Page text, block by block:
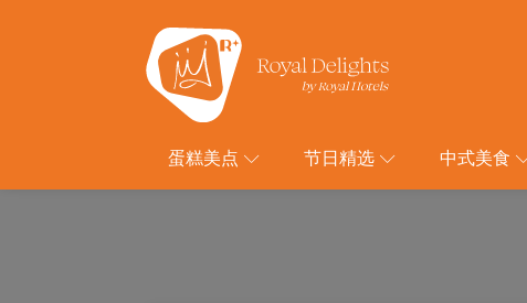
蛋糕美点 节日精选 中式美食